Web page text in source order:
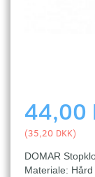
44,00
(35,20 DKK)
DOMAR
Materiale: